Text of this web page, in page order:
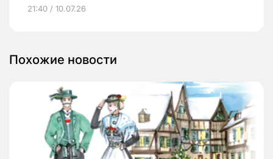
21:40 / 10.07.26
Похожие новости